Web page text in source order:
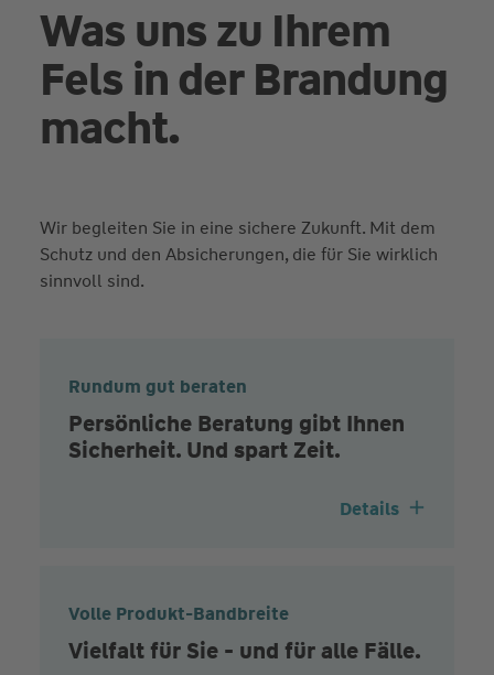
Was uns zu Ihrem
Fels in der Brandung
macht.
Wir begleiten Sie in eine sichere Zukunft. Mit dem
Schutz und den Absicherungen, die für Sie wirklich
sinnvoll sind.
Rundum gut beraten
Persönliche Beratung gibt Ihnen
Sicherheit. Und spart Zeit.
Details
Volle Produkt-Bandbreite
Vielfalt für Sie - und für alle Fälle.